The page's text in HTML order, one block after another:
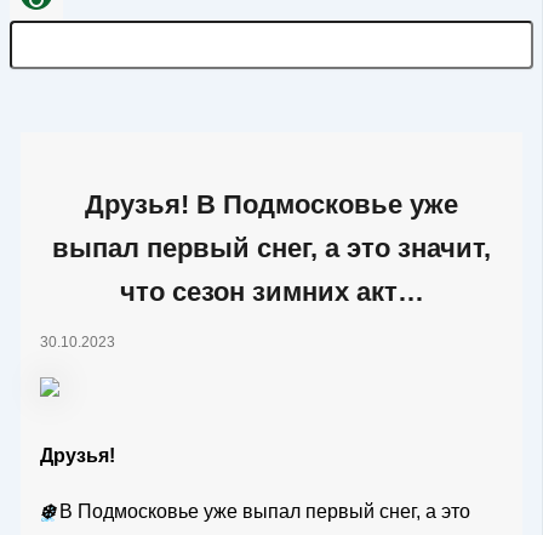
Друзья! В Подмосковье уже
выпал первый снег, а это значит,
что сезон зимних акт…
30.10.2023
Друзья!
❄️В Подмосковье уже выпал первый снег, а это